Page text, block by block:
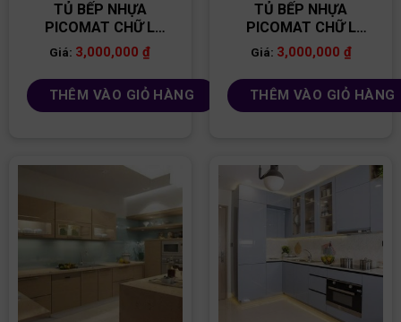
TỦ BẾP NHỰA
PICOMAT CHỮ L
TB94
Giá: 3,000,000₫
THÊM VÀO GIỎ HÀNG
TỦ BẾP NHỰA
PICOMAT CHỮ L
TB76
Giá: 3,000,000 ₫
THÊM VÀO GIỎ HÀNG